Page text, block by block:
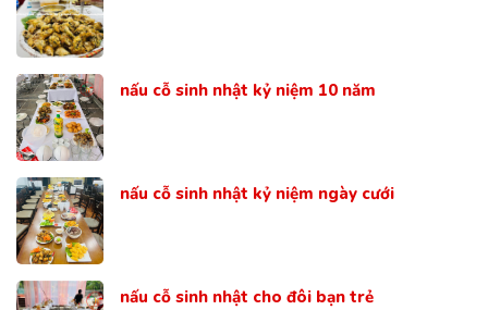
nấu cỗ sinh nhật kỷ niệm 10 năm
nấu cỗ sinh nhật kỷ niệm ngày cưới
nấu cỗ sinh nhật cho đôi bạn trẻ